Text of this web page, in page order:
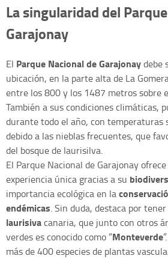
La singularidad del
Garajonay
El Parque Nacional de Garajonaydebe
ubicación, en la parte alta de La
entre los 800 y los 1487 metros sobre
También a sus condiciones climáticas,
durante todo el año, con temperaturas
debido a las nieblas frecuentes, que
del bosque de laurisilva.
El Parque Nacional de Garajonay
experiencia única gracias a su
importancia ecológica en la
endémicas. Sin duda, destaca por
laurisivacanaria, que junto con otros
verdes es conocido como “Monteverde
más de 400 especies de plantas